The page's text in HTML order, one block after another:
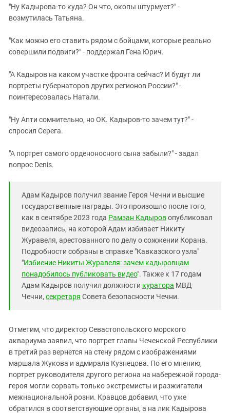
"Ну Кадырова-то куда? Он что, окопы штурмует?" -
возмутилась Татьяна.
"Как можно его ставить рядом с бойцами, которые реально
совершили подвиги?" - поддержал Гена Юрич.
"А Кадыров на каком участке фронта сейчас? И будут ли
портреты губернаторов других регионов России?" -
поинтересовалась Натали.
"Ну Апти сомнительно, но ОК. Кадыров-то зачем тут?" -
спросил Серега.
"А портрет самого орденоносного сына забыли?" - задал
вопрос Denis.
Адам Кадыров получил звание Героя Чечни и высшие
государственные награды. Это произошло после того,
как в сентябре 2023 года Рамзан Кадыровопубликовал
видеозапись, на которой Адам избивает Никиту
Журавеля, арестованного по делу о сожжении Корана.
Подробности собраны в справке "Кавказского узла"
"Избиение Никиты Журавеля: зачем кадыровцам
понадобилось публиковать видео". Также к 17 годам
Адам Кадыров получил должности куратора МВД
Чечни, секретаря Совета безопасности Чечни.
Отметим, что директор Севастопольского морского
аквариума заявил, что портрет главы Чеченской Республики
в третий раз вернется на стену рядом с изображениями
маршала Жукова и адмирала Кузнецова. По его мнению,
портрет руководителя другого региона на набережной города-
героя могли сорвать только экстремисты и разжигатели
межнациональной розни. Кравцов добавил, что уже
обратился в соответствующие органы, а на лик Кадырова